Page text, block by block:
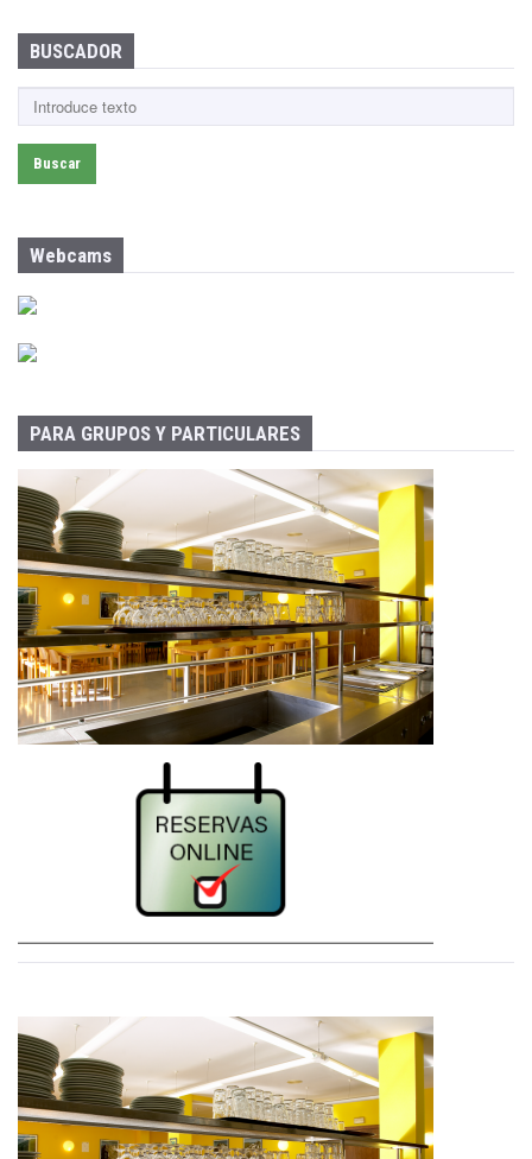
BUSCADOR
u
s
a
:
Webcams
PARA GRUPOS Y PARTICULARES